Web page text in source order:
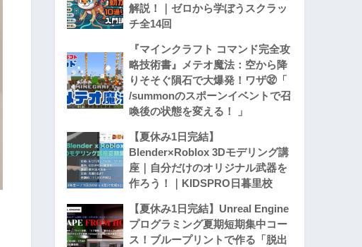
解説！｜ゼロから学ぼうスクラッ
チ全14回
『マインクラフト コマンド完全攻
略技術書』メテオ魔法：空から降
りそそぐ隕石で大爆発！ワザ㉜「
/summonのスポーンイベントで召
喚後の状態を変える！ 」
【夏休み1日完結】
Blender×Roblox 3Dモデリング講
座｜自分だけのオリジナル武器を
作ろう！｜KIDSPRO日暮里校
【夏休み1日完結】Unreal Engine
プログラミング夏期短期集中コー
ス！ブループリントで作る「脱出